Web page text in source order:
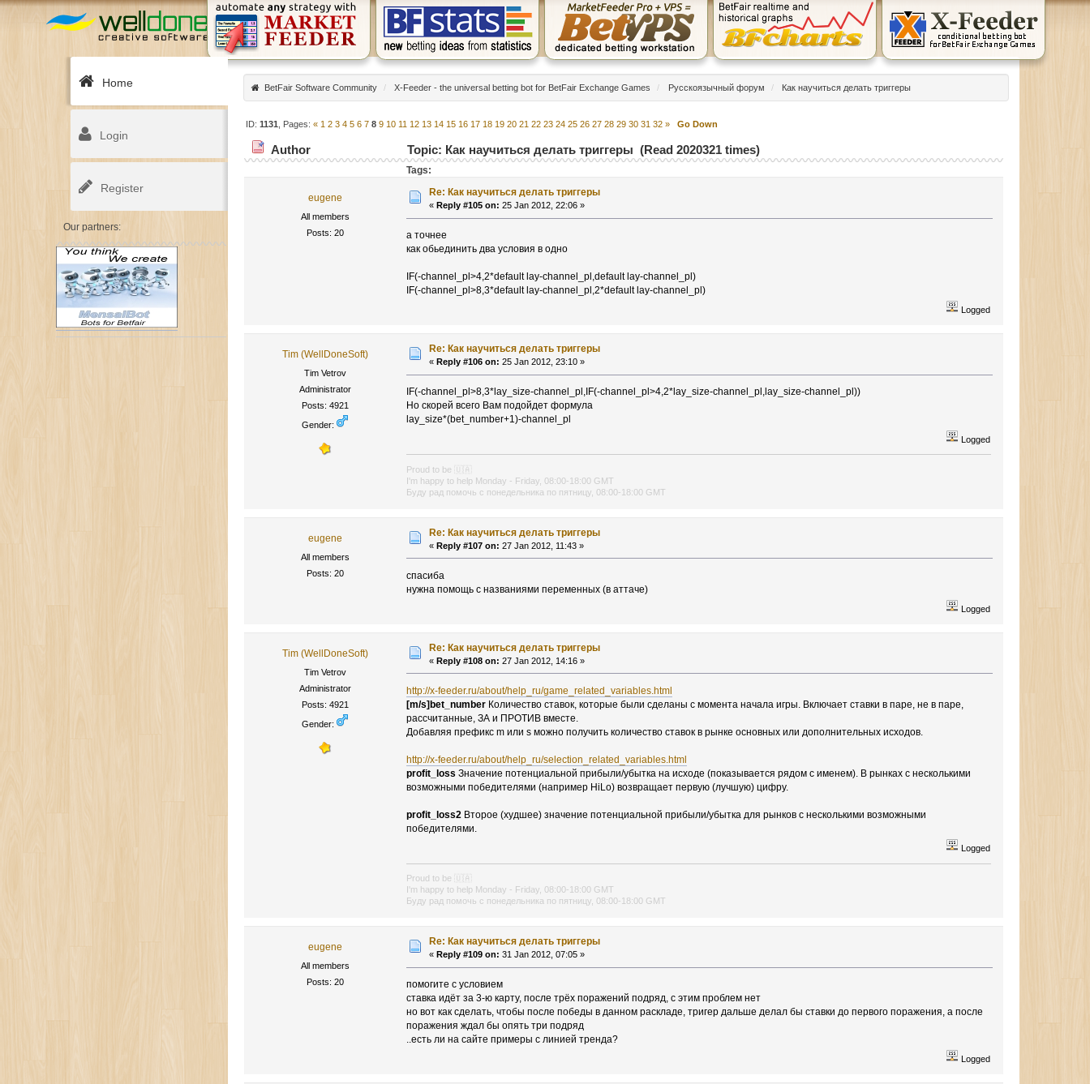
Home
Login
Register
Our partners:
BetFair Software Community / X-Feeder - the universal betting bot for BetFair Exchange Games / Русскоязычный форум / Как научиться делать триггеры
ID:1131, Pages:« 1 2 3 4 5 6 7 8 9 10 11 12 13 14 15 16 17 18 19 20 21 22 23 24 25 26 27 28 29 30 31 32 » Go Down
Author Topic: Как научиться делать триггеры (Read 2020321 times)
Tags:
eugene
All members
Posts: 20
Re: Как научиться делать триггеры
«Reply #105 on: 25 Jan 2012, 22:06 »
а точнее
как обьединить два условия в одно
IF(-channel_pl>4,2*default lay-channel_pl,default lay-channel_pl)
IF(-channel_pl>8,3*default lay-channel_pl,2*default lay-channel_pl)
Logged
Tim (WellDoneSoft)
Tim Vetrov
Administrator
Posts: 4921
Gender:
Re: Как научиться делать триггеры
« Reply #106 on: 25 Jan 2012, 23:10 »
IF(-channel_pl>8,3*lay_size-channel_pl,IF(-channel_pl>4,2*lay_size-channel_pl,lay_size-channel_pl))
Но скорей всего Вам подойдет формула
lay_size*(bet_number+1)-channel_pl
Logged
Proud to be
🇺🇦
I'm happy to help Monday - Friday, 08:00-18:00 GMT
Буду рад помочь с понедельника по пятницу, 08:00-18:00 GMT
eugene
All members
Posts: 20
Re: Как научиться делать триггеры
«Reply #107 on: 27 Jan 2012, 11:43 »
спасиба
нужна помощь с названиями переменных (в аттаче)
Logged
Tim (WellDoneSoft)
Tim Vetrov
Administrator
Posts: 4921
Gender:
Re: Как научиться делать триггеры
«Reply #108 on: 27 Jan 2012, 14:16 »
http://x-feeder.ru/about/help_ru/game_related_variables.html
[m/s]bet_numberКоличество ставок, которые были сделаны с момента начала игры. Включает ставки в паре, не в паре,
рассчитанные, ЗА и ПРОТИВ вместе.
Добавляя префикс m или s можно получить количество ставок в рынке основных или дополнительных исходов.
http://x-feeder.ru/about/help_ru/selection_related_variables.html
profit_loss Значение потенциальной прибыли/убытка на исходе (показывается рядом с именем). В рынках с несколькими
возможными победителями (например HiLo) возвращает первую (лучшую) цифру.
profit_loss2 Второе (худшее) значение потенциальной прибыли/убытка для рынков с несколькими возможными
победителями.
Logged
Proud to be
🇺🇦
I'm happy to help Monday - Friday, 08:00-18:00 GMT
Буду рад помочь с понедельника по пятницу, 08:00-18:00 GMT
eugene
All members
Posts: 20
Re: Как научиться делать триггеры
« Reply #109 on: 31 Jan 2012, 07:05 »
помогите с условием
ставка идёт за 3-ю карту, после трёх поражений подряд, с этим проблем нет
но вот как сделать, чтобы после победы в данном раскладе, тригер дальше делал бы ставки до первого поражения, а после
поражения ждал бы опять три подряд
..есть ли на сайте примеры с линией тренда?
Logged